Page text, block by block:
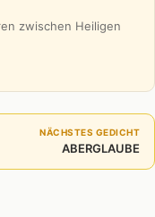
zwischen Heiligen
NÄCHSTES GEDICHT
ABERGLAUBE